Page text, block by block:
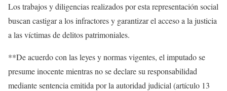
Los trabajos y diligencias realizados por esta representación social
buscan castigar a los infractores y garantizar el acceso a la justicia
a las víctimas de delitos patrimoniales.
**De acuerdo con las leyes y normas vigentes, el imputado se
presume inocente mientras no se declare su responsabilidad
mediante sentencia emitida por la autoridad judicial (artículo 13